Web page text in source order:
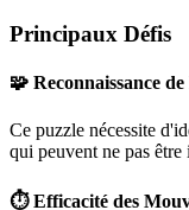
Principaux Défis
🧩 Reconnaissance
Ce puzzle nécessite
qui peuvent ne pas
⏱️ Efficacité des